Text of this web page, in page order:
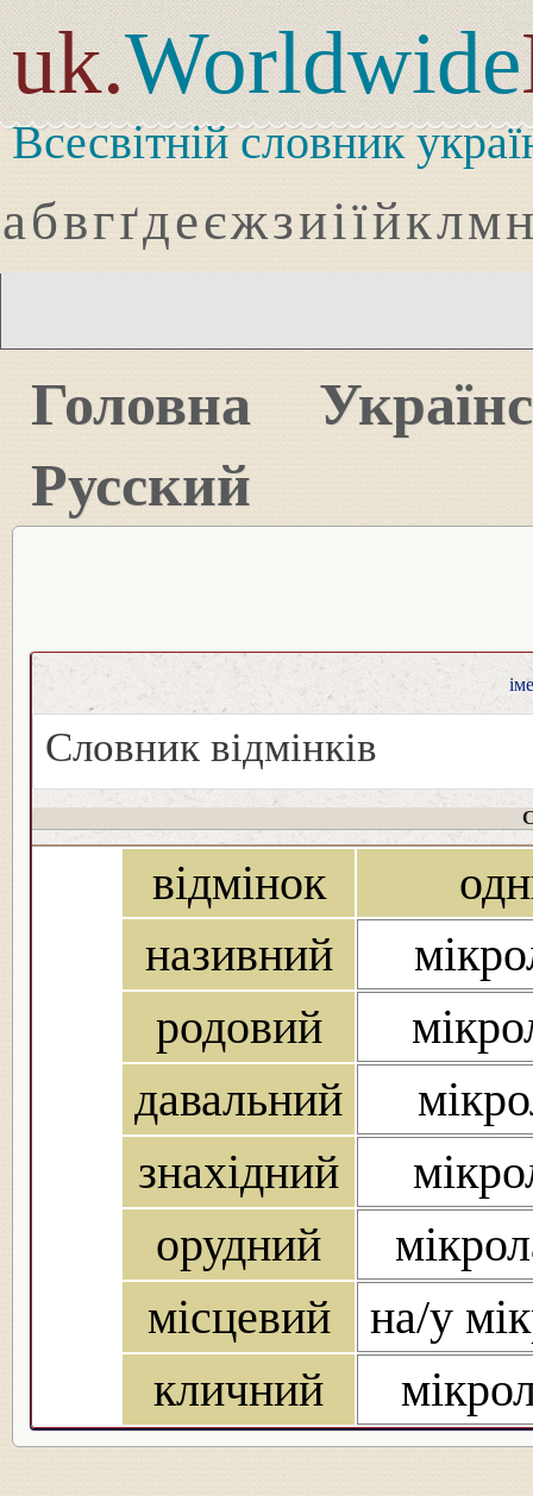
uk.Worldwide
Всесвітній словник
абвгґдеєжзиіїйклмн
Головна
Русский
Словник відмінків
відмінок
називний
родовий
давальний
знахідний
орудний
місцевий
на/у
кличний